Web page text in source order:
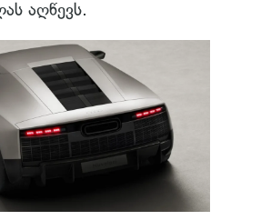
აღწევს.